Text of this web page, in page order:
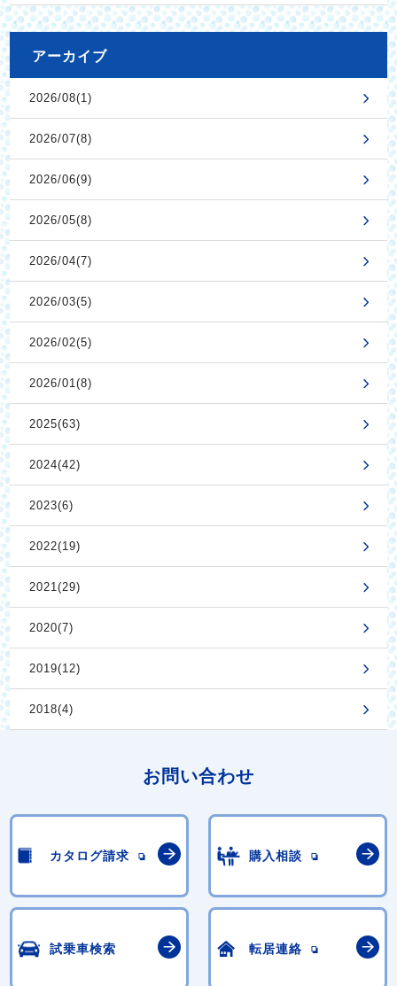
アーカイブ
2026/08(1)
2026/07(8)
2026/06(9)
2026/05(8)
2026/04(7)
2026/03(5)
2026/02(5)
2026/01(8)
2025(63)
2024(42)
2023(6)
2022(19)
2021(29)
2020(7)
2019(12)
2018(4)
お問い合わせ
カタログ請求 購入相談
試乗車検索 転居連絡